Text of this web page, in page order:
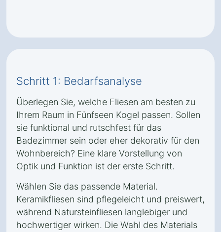
Schritt 1: Bedarfsanalyse
Überlegen Sie, welche Fliesen am besten zu
Ihrem Raum in Fünfseen Kogel passen. Sollen
sie funktional und rutschfest für das
Badezimmer sein oder eher dekorativ für den
Wohnbereich? Eine klare Vorstellung von
Optik und Funktion ist der erste Schritt.
Wählen Sie das passende Material.
Keramikfliesen sind pflegeleicht und preiswert,
während Natursteinfliesen langlebiger und
hochwertiger wirken. Die Wahl des Materials